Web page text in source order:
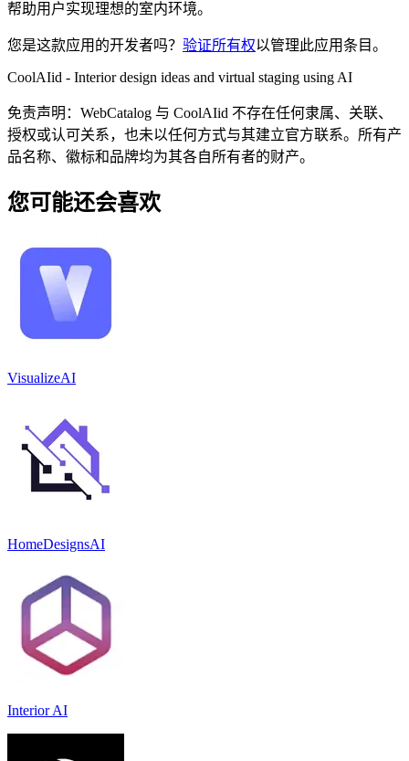
帮助用户实现理想的室内环境。
您是这款应用的开发者吗？ 验证所有权以管理此应用条目。
CoolAIid - Interior design ideas and virtual staging using AI
免责声明：WebCatalog 与 CoolAIid 不存在任何隶属、关联、
授权或认可关系，也未以任何方式与其建立官方联系。所有产
品名称、徽标和品牌均为其各自所有者的财产。
您可能还会喜欢
VisualizeAI
HomeDesignsAI
Interior AI